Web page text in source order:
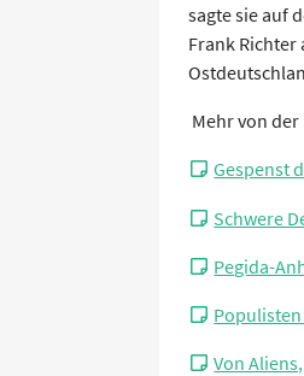
sagte sie auf
Frank Richter
Mehr von
Gespenst
Schwere
Pegida-
Von